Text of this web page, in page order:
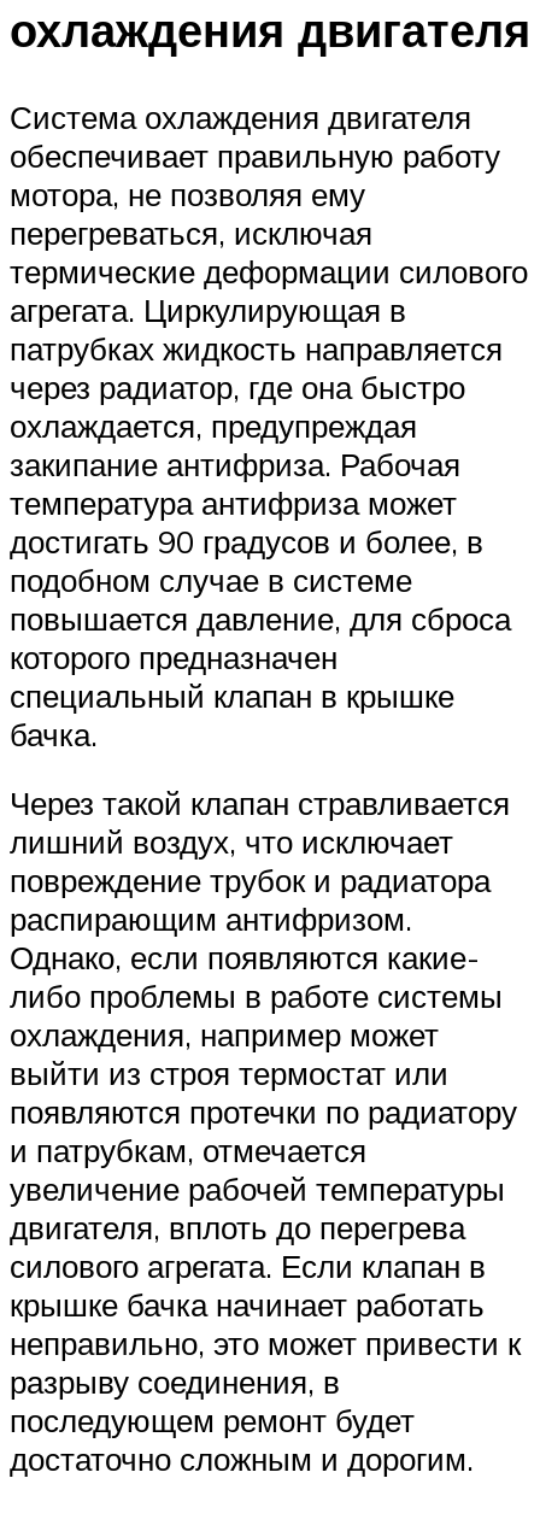
охлаждения двигателя
Система охлаждения двигателя
обеспечивает правильную работу
мотора, не позволяя ему
перегреваться, исключая
термические деформации силового
агрегата. Циркулирующая в
патрубках жидкость направляется
через радиатор, где она быстро
охлаждается, предупреждая
закипание антифриза. Рабочая
температура антифриза может
достигать 90 градусов и более, в
подобном случае в системе
повышается давление, для сброса
которого предназначен
специальный клапан в крышке
бачка.
Через такой клапан стравливается
лишний воздух, что исключает
повреждение трубок и радиатора
распирающим антифризом.
Однако, если появляются какие-
либо проблемы в работе системы
охлаждения, например может
выйти из строя термостат или
появляются протечки по радиатору
и патрубкам, отмечается
увеличение рабочей температуры
двигателя, вплоть до перегрева
силового агрегата. Если клапан в
крышке бачка начинает работать
неправильно, это может привести к
разрыву соединения, в
последующем ремонт будет
достаточно сложным и дорогим.